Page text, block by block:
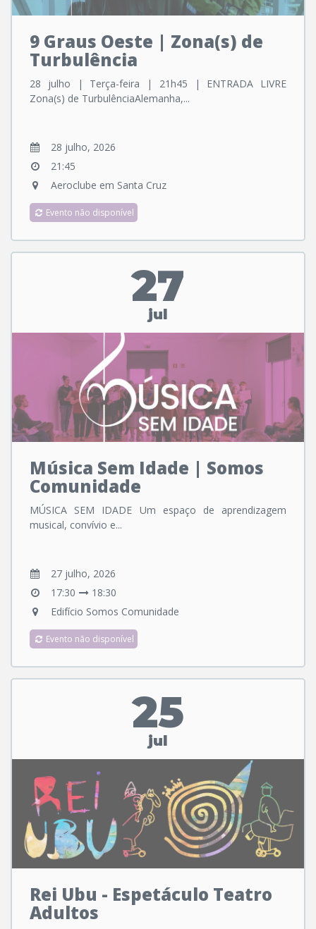
9 Graus Oeste | Zona(s) de
Turbulência
28 julho | Terça-feira | 21h45 | ENTRADA LIVRE
Zona(s) de TurbulênciaAlemanha,...
28 julho, 2026
21:45
Aeroclube em Santa Cruz
Evento não disponível
27
jul
Música Sem Idade | Somos
Comunidade
MÚSICA SEM IDADE Um espaço de aprendizagem
musical, convívio e...
27 julho, 2026
17:30
18:30
Edifício Somos Comunidade
Evento não disponível
25
jul
Rei Ubu - Espetáculo Teatro
Adultos